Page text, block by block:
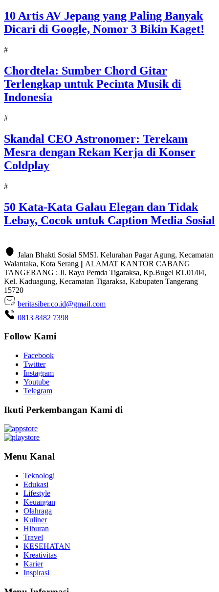
10 Artis AV Jepang yang Paling Banyak
Dicari di Google, Nomor 3 Bikin Kaget!
#
Chordtela: Sumber Chord Gitar
Terlengkap untuk Pecinta Musik di
Indonesia
#
Skandal CEO Astronomer: Terekam
Mesra dengan Rekan Kerja di Konser
Coldplay
#
50 Kata-Kata Galau Elegan dan Tidak
Lebay, Cocok untuk Caption Media Sosial
Jalan Bhakti Sosial SMSI. Kelurahan Pagar Agung, Kecamatan
Walantaka, Kota Serang || ALAMAT KANTOR CABANG
TANGERANG : Jl. Raya Pemda Tigaraksa, Kp.Bugel RT.01/04,
Kel. Kaduagung, Kecamatan Tigaraksa, Kabupaten Tangerang
15720
beritasiber.co.id@gmail.com
0813 8482 7398
Follow Kami
Facebook
Twitter
Instagram
Youtube
Telegram
Ikuti Perkembangan Kami di
Menu Kanal
Teknologi
Edukasi
Lifestyle
Keuangan
Olahraga
Kuliner
Hiburan
Travel
KESEHATAN
Kreativitas
Karier
Inspirasi